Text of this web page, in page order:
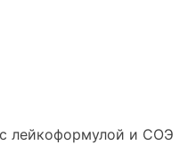
лейкоформулой и СОЭ